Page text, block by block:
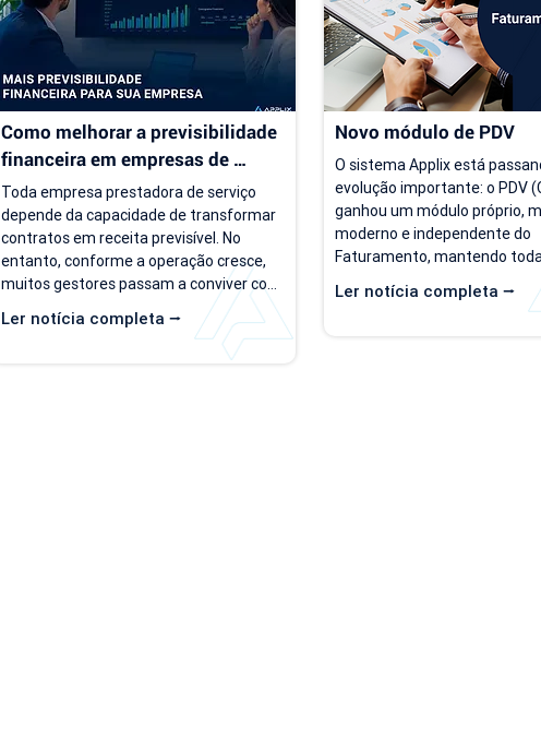
Como melhorar a previsibilidade
financeira em empresas de
serviço
Ler notícia completa ⭢
Toda empresa prestadora de serviço
depende da capacidade de transformar
contratos em receita previsível. No
entanto, conforme a operação cresce,
muitos gestores passam a conviver com
um cenário de incerteza. Existe carteira
de clientes, há contratos ativos e novos
negócios acontecendo, mas responder
Novo módulo de PDV
Ler notícia completa ⭢
O sistema Applix está
evolução importante: o PDV
ganhou um módulo próprio,
moderno e independente do
Faturamento, mantendo
partir de 15/07/26, as duas